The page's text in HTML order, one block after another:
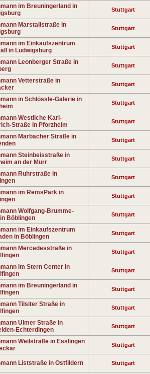
im Breuningerland in
Stuttgart
Marstallstraße in
Stuttgart
im Einkaufszentrum
in Ludwigsburg
Stuttgart
Leonberger Straße in
Stuttgart
Vetterstraße in
Stuttgart
in Schlössle-Galerie in
Stuttgart
Westliche Karl-
Straße in Pforzheim
Stuttgart
Marbacher Straße in
Stuttgart
Steinbeisstraße in
an der Murr
Stuttgart
Ruhrstraße in
Stuttgart
im RemsPark in
Stuttgart
Wolfgang-Brumme-
Böblingen
Stuttgart
im Einkaufszentrum
in Böblingen
Stuttgart
Mercedesstraße in
Stuttgart
im Stern Center in
Stuttgart
im Breuningerland in
Stuttgart
Tilsiter Straße in
Stuttgart
Ulmer Straße in
Echterdingen
Stuttgart
Weilstraße in Esslingen
Stuttgart
Liststraße in Ostfildern Stuttgart